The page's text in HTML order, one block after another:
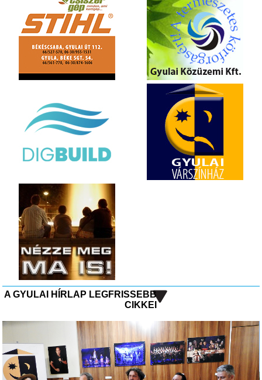
A GYULAI HÍRLAP LEGFRISSEBB
CIKKEI